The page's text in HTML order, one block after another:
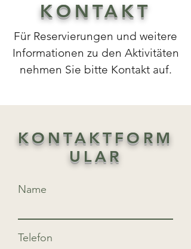
KONTAKTFORM
ULAR
Name
Telefon
KONTAKT
Für Reservierungen und weitere
Informationen zu den Aktivitäten
nehmen Sie bitte Kontakt auf.